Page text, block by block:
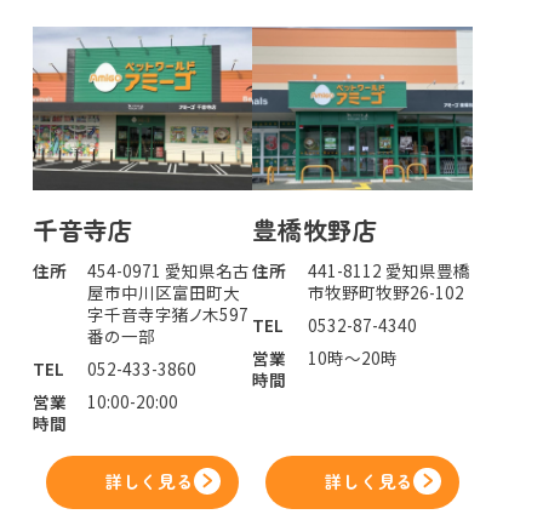
千音寺店
住所
454-0971 愛知県名古
屋市中川区富田町大
字千音寺字猪ノ木597
番の一部
TEL
052-433-3860
営業
時間
10:00-20:00
詳しく見る
豊橋牧野店
住所
441-8112 愛知県豊橋
市牧野町牧野26-102
TEL
0532-87-4340
営業
時間
10時～20時
詳しく見る